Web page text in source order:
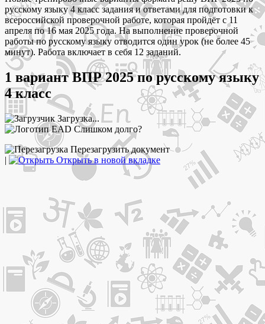
русскому языку 4 класс задания и ответами для подготовки к
всероссийской проверочной работе, которая пройдёт с 11
апреля по 16 мая 2025 года. На выполнение проверочной
работы по русскому языку отводится один урок (не более 45
минут). Работа включает в себя 12 заданий.
1 вариант ВПР 2025 по русскому языку
4 класс
Загрузка...
Слишком долго?
Перезагрузить документ
|
Открыть в новой вкладке